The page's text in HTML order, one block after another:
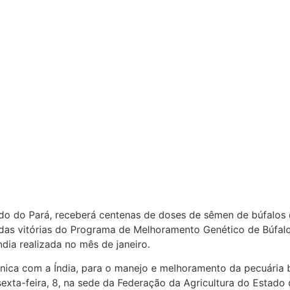
do Pará, receberá centenas de doses de sêmen de
vitórias do Programa de Melhoramento Genético de
realizada no mês de janeiro.
com a Índia, para o manejo e melhoramento da
feira, 8, na sede da Federação da Agricultura do